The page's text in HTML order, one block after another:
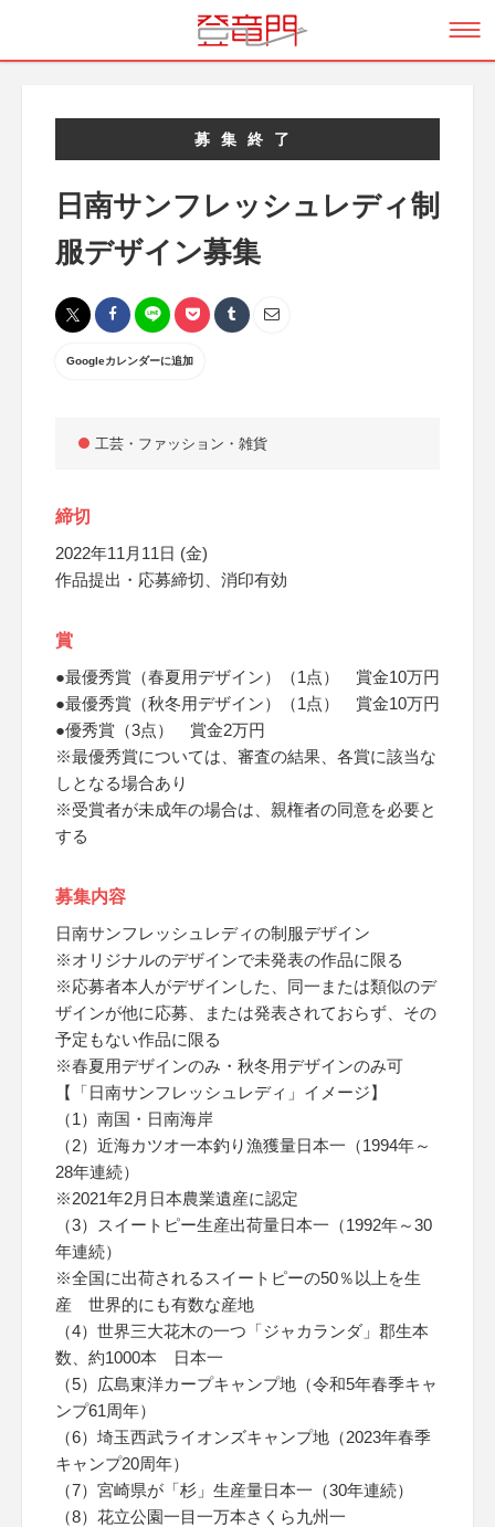
募集終了
日南サンフレッシュレディ制
服デザイン募集
Googleカレンダーに追加
工芸・ファッション・雑貨
締切
2022年11月11日 (金)
作品提出・応募締切、消印有効
賞
●最優秀賞（春夏用デザイン）（1点） 賞金10万円
●最優秀賞（秋冬用デザイン）（1点） 賞金10万円
●優秀賞（3点） 賞金2万円
※最優秀賞については、審査の結果、各賞に該当な
しとなる場合あり
※受賞者が未成年の場合は、親権者の同意を必要と
する
募集内容
日南サンフレッシュレディの制服デザイン
※オリジナルのデザインで未発表の作品に限る
※応募者本人がデザインした、同一または類似のデ
ザインが他に応募、または発表されておらず、その
予定もない作品に限る
※春夏用デザインのみ・秋冬用デザインのみ可
【「日南サンフレッシュレディ」イメージ】
（1）南国・日南海岸
（2）近海カツオ一本釣り漁獲量日本一（1994年～
28年連続）
※2021年2月日本農業遺産に認定
（3）スイートピー生産出荷量日本一（1992年～30
年連続）
※全国に出荷されるスイートピーの50％以上を生
産 世界的にも有数な産地
（4）世界三大花木の一つ「ジャカランダ」郡生本
数、約1000本 日本一
（5）広島東洋カープキャンプ地（令和5年春季キャ
ンプ61周年）
（6）埼玉西武ライオンズキャンプ地（2023年春季
キャンプ20周年）
（7）宮崎県が「杉」生産量日本一（30年連続）
（8）花立公園一目一万本さくら九州一